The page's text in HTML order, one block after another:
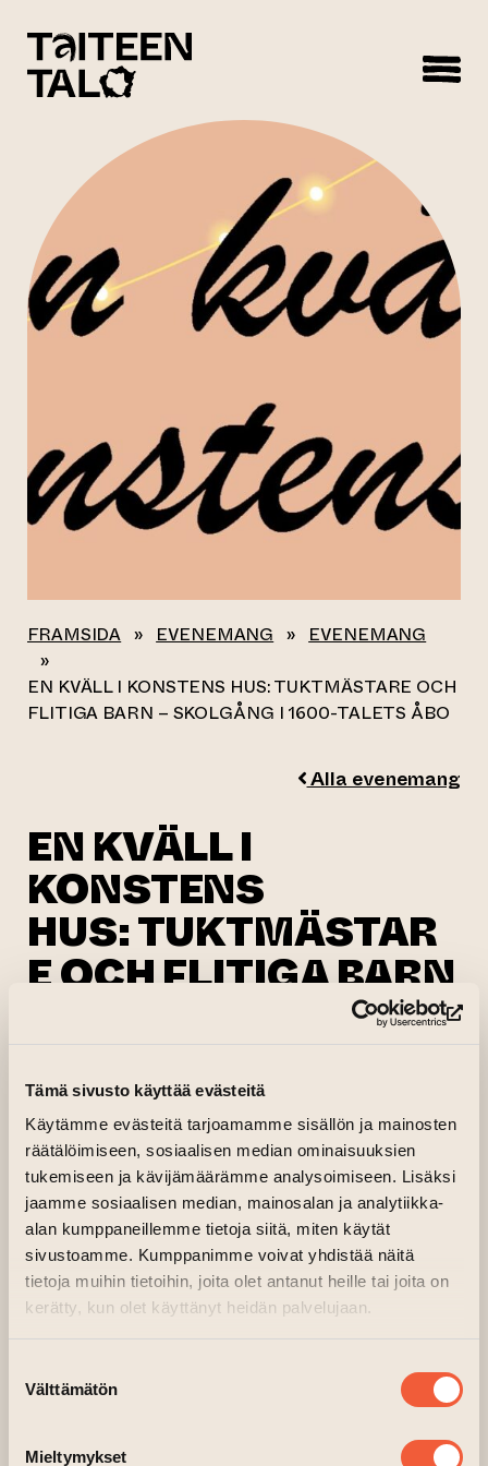
Tämä sivusto käyttää evästeitä
Käytämme evästeitä tarjoamamme sisällön ja mainosten
räätälöimiseen, sosiaalisen median ominaisuuksien
tukemiseen ja kävijämäärämme analysoimiseen. Lisäksi
jaamme sosiaalisen median, mainosalan ja analytiikka-
alan kumppaneillemme tietoja siitä, miten käytät
sivustoamme. Kumppanimme voivat yhdistää näitä
tietoja muihin tietoihin, joita olet antanut heille tai joita on
kerätty, kun olet käyttänyt heidän palvelujaan.
valinta
Välttämätön
Mieltymykset
FRAMSIDA » EVENEMANG »
EVENEMANG
»
EN KVÄLL I KONSTENS HUS: TUKTMÄSTARE OCH
FLITIGA BARN – SKOLGÅNG I 1600-TALETS ÅBO
Alla evenemang
EN KVÄLL I
KONSTENS
HUS: TUKTMÄSTAR
E OCH FLITIGA BARN
– SKOLGÅNG I 1600-
TALETS ÅBO
25.02.2026 kl. 17.00—18.30
Källare, Fabrik, dörr A3
Arrangör:Åbosamfundet(leder till annan webbtjänst)
Historikern och forskaren, FDVeli Pekka
Toropainen, Åbo universitet, har specialiserat
sig på livet i Åbo under 1600-talet.
Åbosamfundet vill med Toropainens föreläsning
särskilt med tanke på att vi i år firar 750 år
Moderator: FM
Eva Costiander-Huldén